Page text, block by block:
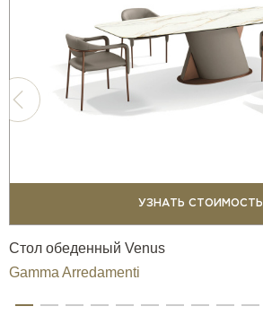
УЗНАТЬ СТОИМОСТЬ
Стол обеденный Venus
Gamma Arredamenti